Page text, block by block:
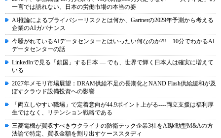
一言では語れない、日本の労働市場の本当の姿
AI推論によるプライバシーリスクとは何か、Gartnerの2029年予測から考える
企業のAIガバナンス
今騒がれているAIデータセンターとはいったい何なのか?!! 10分でわかるAI
データセンターの話
LinkedInで見る「鎖国」する日本 ― でも、世界で輝く日本人は確実に増えて
いる
2027年メモリ市場展望：DRAM供給不足の長期化とNAND Flash供給緩和が及
ぼすクラウド設備投資への影響
「両立しやすい職場」で定着意向が44.9ポイント上がる----両立支援は福利厚
生ではなく、リテンション戦略である
三菱電機が買収すべきウクライナの防衛テック企業3社をAI駆動型M&Aの方
法論で特定、買収金額を割り出すケーススタディ